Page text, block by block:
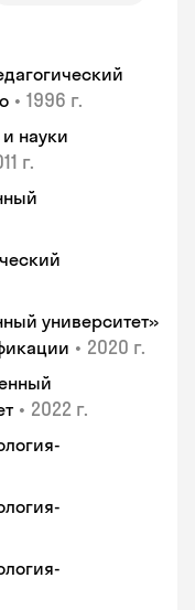
• 1996 г.
науки
г.
университет»
• 2020 г.
• 2022 г.